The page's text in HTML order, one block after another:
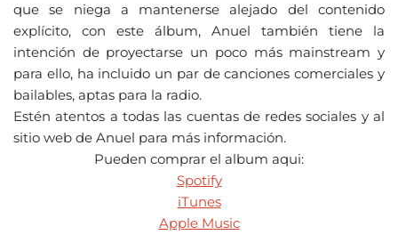
que se niega a mantenerse alejado del contenido
explícito, con este álbum, Anuel también tiene la
intención de proyectarse un poco más mainstream y
para ello, ha incluido un par de canciones comerciales y
bailables, aptas para la radio.
Estén atentos a todas las cuentas de redes sociales y al
sitio web de Anuel para más información.
Pueden comprar el album aqui:
Spotify
iTunes
Apple Music